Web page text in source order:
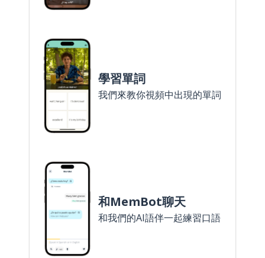
學習單詞
我們來教你視頻中出現的單詞
和MemBot聊天
和我們的AI語伴一起練習口語